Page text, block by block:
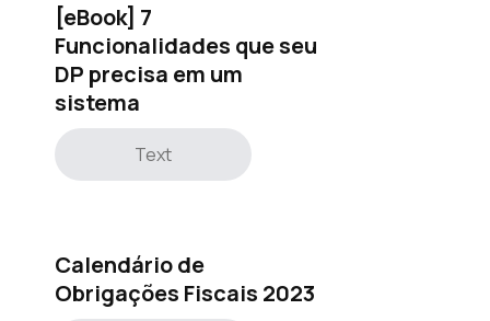
[eBook] 7
Funcionalidades que seu
DP precisa em um
sistema
Text
Calendário de
Obrigações Fiscais 2023